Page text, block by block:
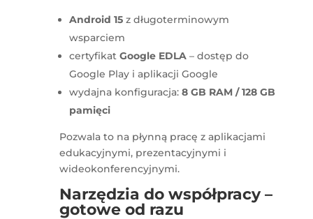
Android 15 z długoterminowym
wsparciem
certyfikatGoogle EDLA – dostęp do
Google Play i aplikacji Google
wydajna konfiguracja:8 GB RAM / 128 GB
pamięci
Pozwala to na płynną pracę z aplikacjami
edukacyjnymi, prezentacyjnymi i
wideokonferencyjnymi.
Narzędzia do współpracy –
gotowe od razu